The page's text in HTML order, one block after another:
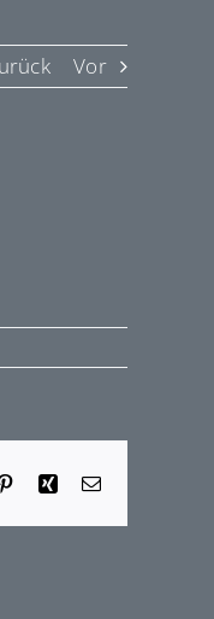
Vor
PinterestXing E-